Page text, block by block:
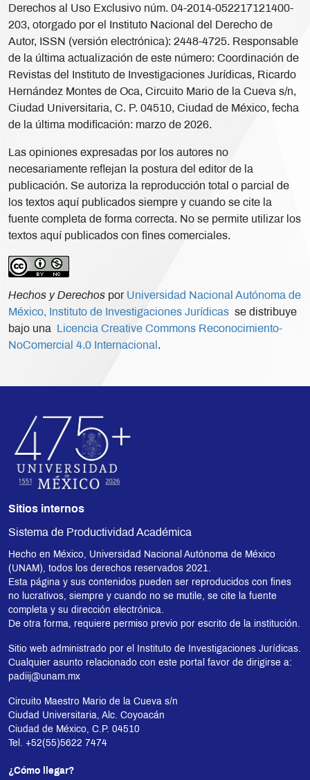
Derechos al Uso Exclusivo núm. 04-2014-052217121400-
203, otorgado por el Instituto Nacional del Derecho de
Autor, ISSN (versión electrónica): 2448-4725. Responsable
de la última actualización de este número: Coordinación de
Revistas del Instituto de Investigaciones Jurídicas, Ricardo
Hernández Montes de Oca, Circuito Mario de la Cueva s/n,
Ciudad Universitaria, C. P. 04510, Ciudad de México, fecha
de la última modificación: marzo de 2026.
Las opiniones expresadas por los autores no
necesariamente reflejan la postura del editor de la
publicación. Se autoriza la reproducción total o parcial de
los textos aquí publicados siempre y cuando se cite la
fuente completa de forma correcta. No se permite utilizar los
textos aquí publicados con fines comerciales.
Hechos y Derechos por Universidad Nacional Autónoma de
México, Instituto de Investigaciones Jurídicas se distribuye
bajo una
Licencia Creative Commons Reconocimiento-
NoComercial 4.0 Internacional .
Sitios internos
Sistema de Productividad Académica
Hecho en México, Universidad Nacional Autónoma de México
(UNAM), todos los derechos reservados 2021.
Esta página y sus contenidos pueden ser reproducidos con fines
no lucrativos, siempre y cuando no se mutile, se cite la fuente
completa y su dirección electrónica.
De otra forma, requiere permiso previo por escrito de la institución.
Sitio web administrado por el Instituto de Investigaciones Jurídicas.
Cualquier asunto relacionado con este portal favor de dirigirse a:
padiij@unam.mx
Circuito Maestro Mario de la Cueva s/n
Ciudad Universitaria, Alc. Coyoacán
Ciudad de México, C.P. 04510
Tel. +52(55)5622 7474
¿Cómo llegar?